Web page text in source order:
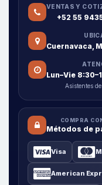
VENTAS Y
+52 55
Cuernavaca,
Lun–Vie
Asistentes
COMPRA
Métodos de
Visa
American